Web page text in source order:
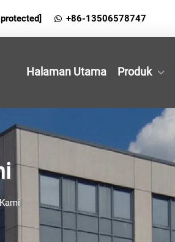
+86-13506578747
Halaman Utama Produk